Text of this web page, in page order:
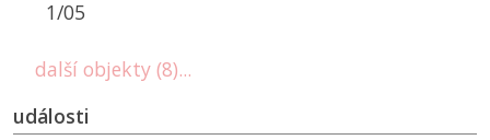
1/05
další objekty (8)...
události